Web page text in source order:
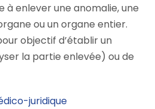
à enlever une anomalie, une
ou un organe entier.
objectif d’établir un
la partie enlevée) ou de
juridique